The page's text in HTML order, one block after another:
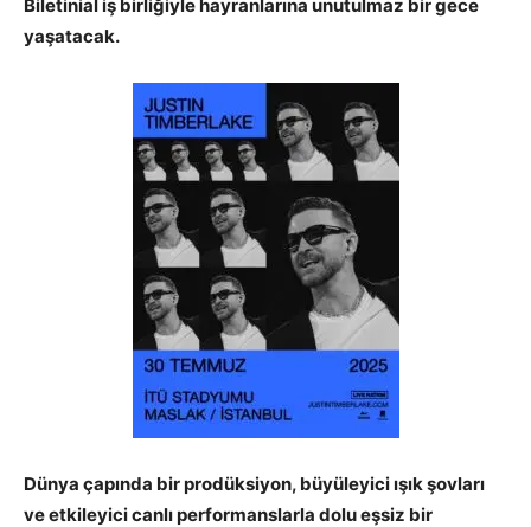
Biletinialiş birliğiyle hayranlarına unutulmaz bir gece
yaşatacak.
Dünya çapında bir prodüksiyon, büyüleyici ışık şovları
ve etkileyici canlı performanslarla dolu eşsiz bir